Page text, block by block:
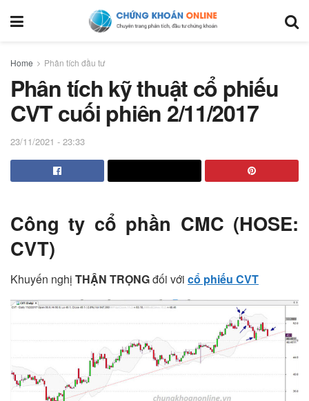
Home Phân tích đầu tư
Phân tích kỹ thuật cổ phiếu
CVT cuối phiên 2/11/2017
23/11/2021 - 23:33
Công ty cổ phần CMC (HOSE:
CVT)
Khuyến nghị THẬN TRỌNGđối với cổ phiếu CVT